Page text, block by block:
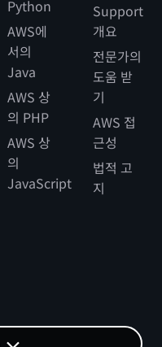
Python
AWS에
서의
Java
AWS 상
의 PHP
AWS 상
의
JavaScript
Support
개요
전문가의
도움 받
기
AWS 접
근성
법적 고
지